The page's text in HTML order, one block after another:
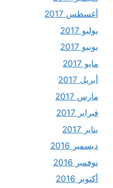
أغسطس 2017
يوليو 2017
يونيو 2017
مايو 2017
أبريل 2017
مارس 2017
فبراير 2017
يناير 2017
ديسمبر 2016
نوفمبر 2016
أكتوبر 2016